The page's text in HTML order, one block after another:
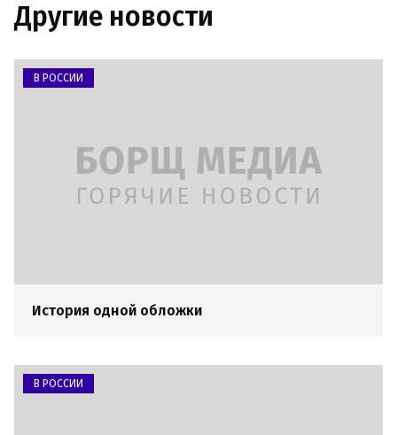
Другие новости
В РОССИИ
История одной обложки
В РОССИИ